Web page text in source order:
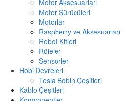
Motor Aksesuarları
Motor Sürücüleri
Motorlar
Raspberry ve Aksesuarları
Robot Kitleri
Röleler
Sensörler
Hobi Devreleri
Tesla Bobin Çeşitleri
Kablo Çeşitleri